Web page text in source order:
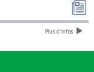
Plus d'infos